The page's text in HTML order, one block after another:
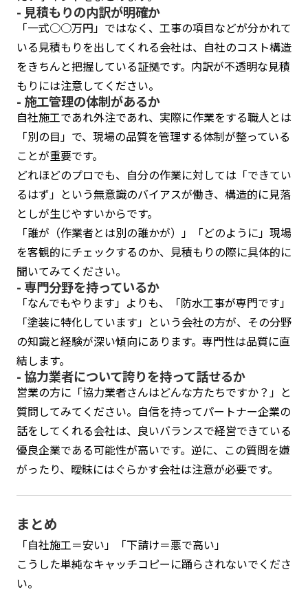
- 見積もりの内訳が明確か
「一式○○万円」ではなく、工事の項目などが分かれて
いる見積もりを出してくれる会社は、自社のコスト構造
をきちんと把握している証拠です。内訳が不透明な見積
もりには注意してください。
- 施工管理の体制があるか
自社施工であれ外注であれ、実際に作業をする職人とは
「別の目」で、現場の品質を管理する体制が整っている
ことが重要です。
どれほどのプロでも、自分の作業に対しては「できてい
るはず」という無意識のバイアスが働き、構造的に見落
としが生じやすいからです。
「誰が（作業者とは別の誰かが）」「どのように」現場
を客観的にチェックするのか、見積もりの際に具体的に
聞いてみてください。
- 専門分野を持っているか
「なんでもやります」よりも、「防水工事が専門です」
「塗装に特化しています」という会社の方が、その分野
の知識と経験が深い傾向にあります。専門性は品質に直
結します。
- 協力業者について誇りを持って話せるか
営業の方に「協力業者さんはどんな方たちですか？」と
質問してみてください。自信を持ってパートナー企業の
話をしてくれる会社は、良いバランスで経営できている
優良企業である可能性が高いです。逆に、この質問を嫌
がったり、曖昧にはぐらかす会社は注意が必要です。
まとめ
「自社施工＝安い」「下請け＝悪で高い」
こうした単純なキャッチコピーに踊らされないでくださ
い。